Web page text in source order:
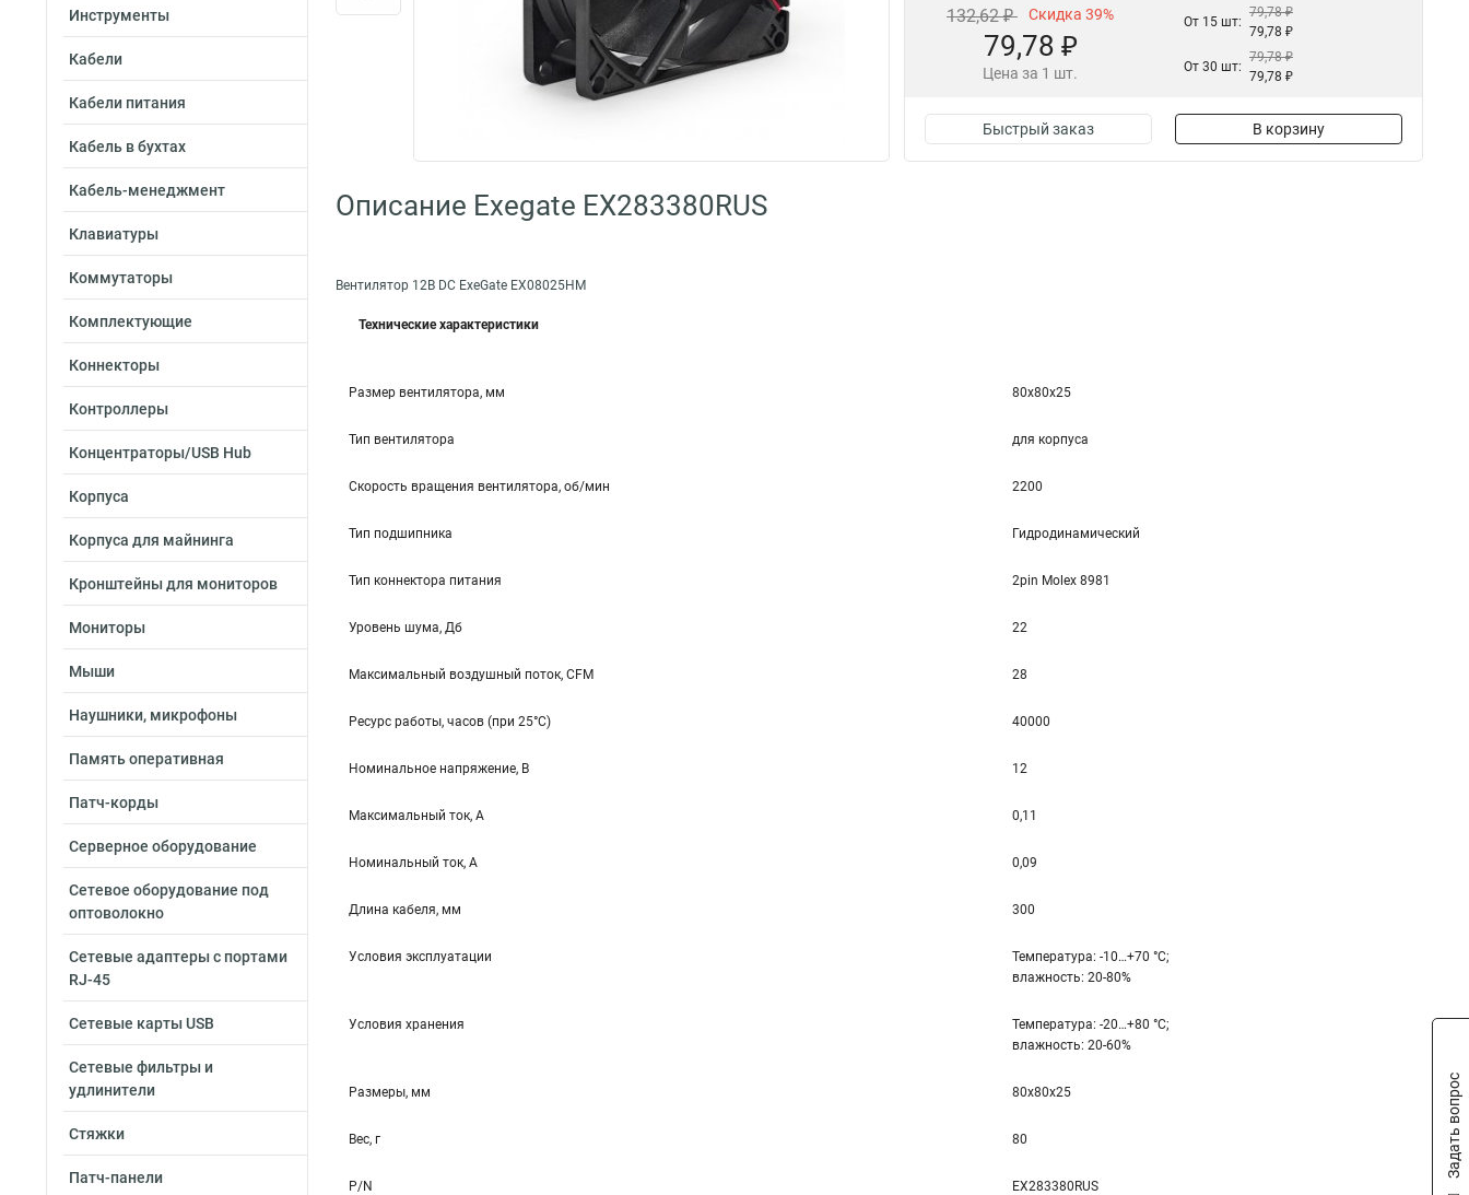
Инструменты
Кабели
Кабели питания
Кабель в бухтах
Кабель-менеджмент
Клавиатуры
Коммутаторы
Комплектующие
Коннекторы
Контроллеры
Концентраторы/USB Hub
Корпуса
Корпуса для майнинга
Кронштейны для мониторов
Мониторы
Мыши
Наушники, микрофоны
Память оперативная
Патч-корды
Серверное оборудование
Сетевое оборудование под
оптоволокно
Сетевые адаптеры с портами
RJ-45
Сетевые карты USB
Сетевые фильтры и
удлинители
Стяжки
Патч-панели
132,62 ₽ Скидка 39%
79,78 ₽
Цена за 1 шт.
От 15 шт:
79,78 ₽
79,78 ₽
От 30 шт:
79,78 ₽
79,78 ₽
Быстрый заказ В корзину
Описание Exegate EX283380RUS
Вентилятор 12В DC ExeGate EX08025HM
Технические характеристики
Размер вентилятора, мм 80x80x25
Тип вентилятора для корпуса
Скорость вращения вентилятора, об/мин 2200
Тип подшипника Гидродинамический
Тип коннектора питания 2pin Molex 8981
Уровень шума, Дб 22
Максимальный воздушный поток, CFM 28
Ресурс работы, часов (при 25°C) 40000
Номинальное напряжение, В 12
Максимальный ток, А 0,11
Номинальный ток, А 0,09
Длина кабеля, мм 300
Условия эксплуатации
Температура: -10…+70 °С;
влажность: 20-80%
Условия хранения
Температура: -20…+80 °С;
влажность: 20-60%
Размеры, мм 80x80x25
Вес, г 80
P/N EX283380RUS
Задать вопрос